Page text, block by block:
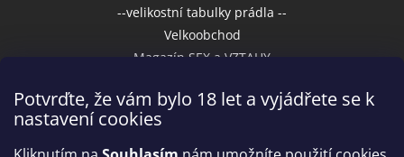
Potvrďte, že vám bylo 18 let a vyjádřete se k
nastavení cookies
--velikostní tabulky prádla --
Velkoobchod
Magazín SEX a VZTAHY